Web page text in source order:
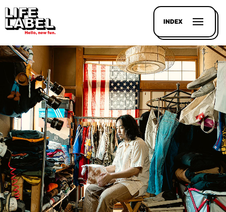
INDEX
記事を
探す
LL
HOUSE
LINE-
UP